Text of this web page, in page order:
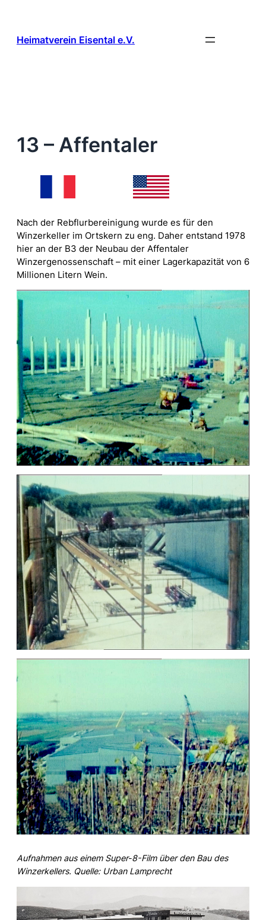
springen
Heimatverein Eisental e.V.
13 – Affentaler
Nach der Rebflurbereinigung wurde es für den
Winzerkeller im Ortskern zu eng. Daher entstand 1978
hier an der B3 der Neubau der Affentaler
Winzergenossenschaft – mit einer Lagerkapazität von 6
Millionen Litern Wein.
Aufnahmen aus einem Super-8-Film über den Bau des
Winzerkellers. Quelle: Urban Lamprecht